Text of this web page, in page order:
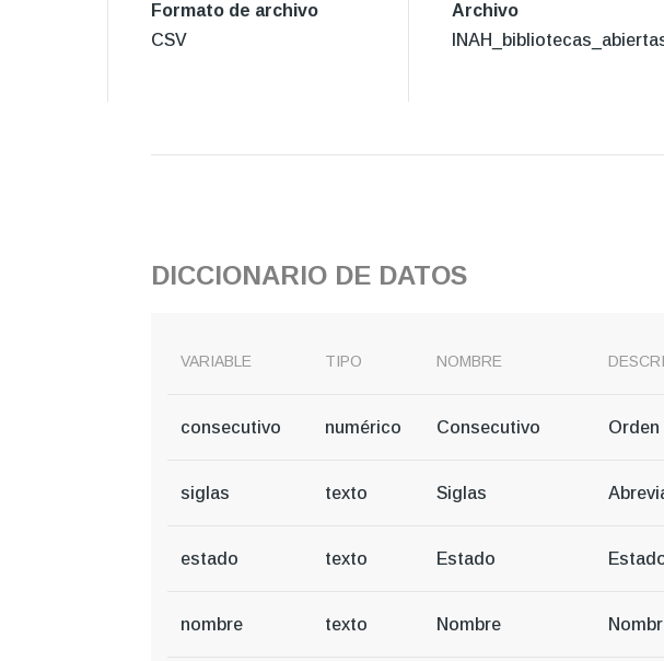
Formato de archivo
CSV
Archivo
DICCIONARIO DE DATOS
VARIABLE TIPO NOMBRE
consecutivo numérico Consecutivo Orden
siglas texto Siglas
estado texto Estado
nombre texto Nombre